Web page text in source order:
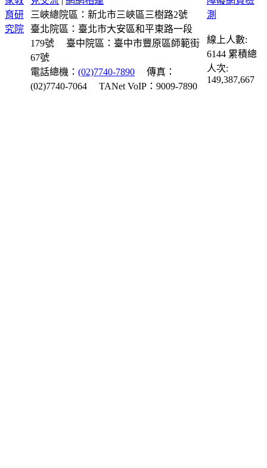
三峽總院區：新北市三峽區三樹路2號
臺北院區：臺北市大安區和平東路一段
179號
臺中院區：臺中市豐原區師範街
67號
電話總機：(02)7740-7890
傳真：
(02)7740-7064
TANet VoIP：9009-7890
線上人數:
6144 累積總
人次:
149,387,667